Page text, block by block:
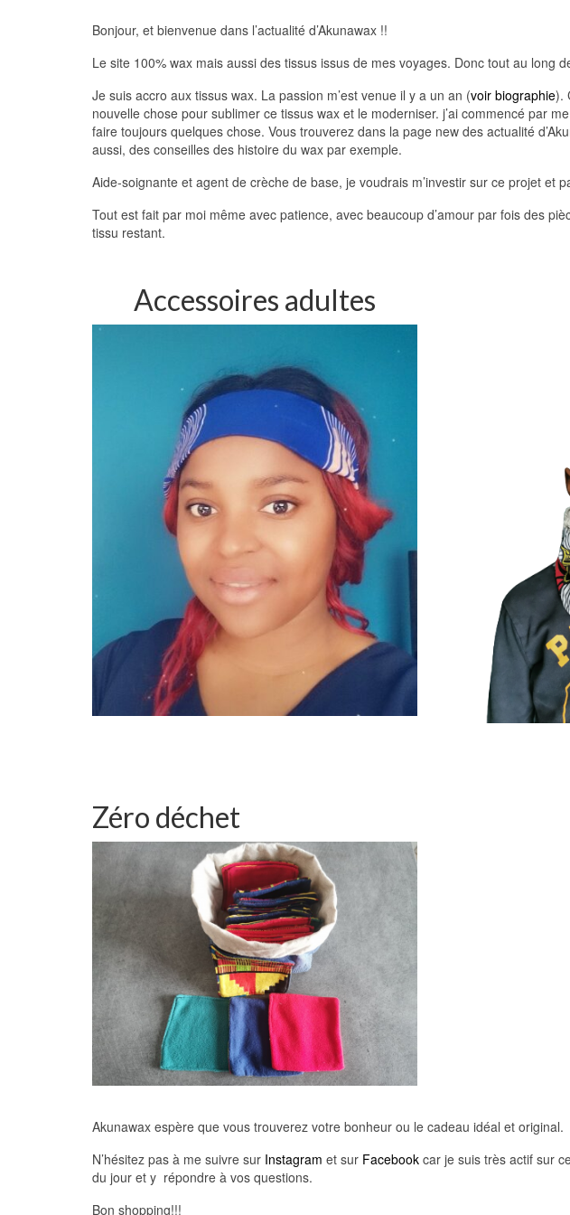
Bonjour, et bienvenue dans l’actualité d’Akunawax !!
Le site 100% wax mais aussi des tissus issus de mes voyages. Donc tout au long
Je suis accro aux tissus wax. La passion m’est venue il y a un an (voir biographie).
nouvelle chose pour sublimer ce tissus wax et le moderniser. j’ai commencé par
faire toujours quelques chose. Vous trouverez dans la page new des actualité
aussi, des conseilles des histoire du wax par exemple.
Aide-soignante et agent de crèche de base, je voudrais m’investir sur ce projet et
Tout est fait par moi même avec patience, avec beaucoup d’amour par fois des
tissu restant.
Accessoires adultes
Zéro déchet
Akunawax espère que vous trouverez votre bonheur ou le cadeau idéal et original.
N’hésitez pas à me suivre sur Instagram et sur Facebook car je suis très actif sur
du jour et y répondre à vos questions.
Bon shopping!!!